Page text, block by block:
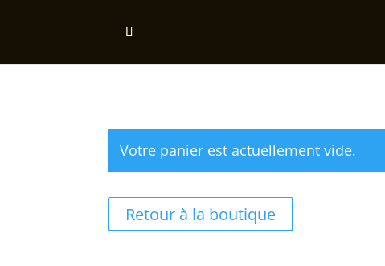
Votre panier est actuellement vide.
Retour à la boutique